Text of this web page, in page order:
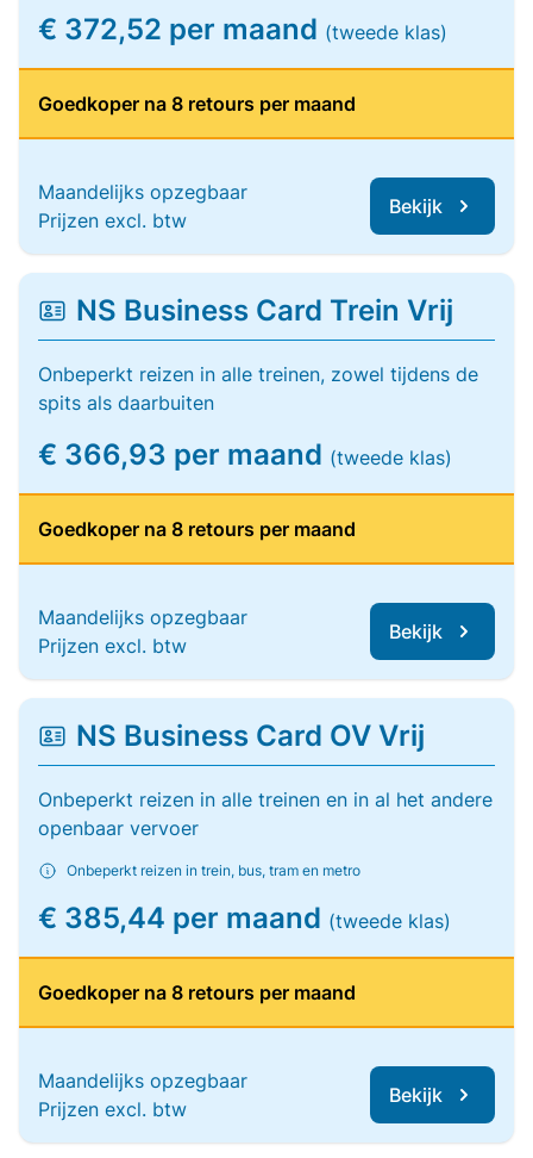
€ 372,52 per maand (tweede klas)
Goedkoper na 8 retours per maand
Maandelijks opzegbaar
Prijzen excl. btw
Bekijk
NS Business Card Trein Vrij
Onbeperkt reizen in alle treinen, zowel tijdens de
spits als daarbuiten
€ 366,93 per maand (tweede klas)
Goedkoper na 8 retours per maand
Maandelijks opzegbaar
Prijzen excl. btw
Bekijk
NS Business Card OV Vrij
Onbeperkt reizen in alle treinen en in al het andere
openbaar vervoer
Onbeperkt reizen in trein, bus, tram en metro
€ 385,44 per maand (tweede klas)
Goedkoper na 8 retours per maand
Maandelijks opzegbaar
Prijzen excl. btw
Bekijk